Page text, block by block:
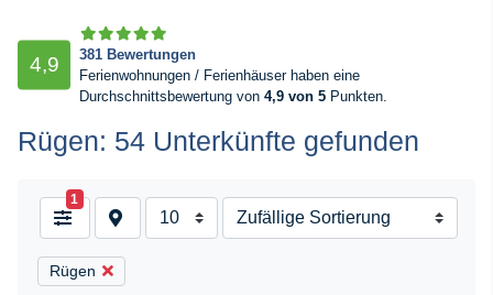
4,9
381 Bewertungen
Ferienwohnungen / Ferienhäuser haben eine
Durchschnittsbewertung von 4,9 von 5 Punkten.
Rügen: 54 Unterkünfte gefunden
1
Rügen